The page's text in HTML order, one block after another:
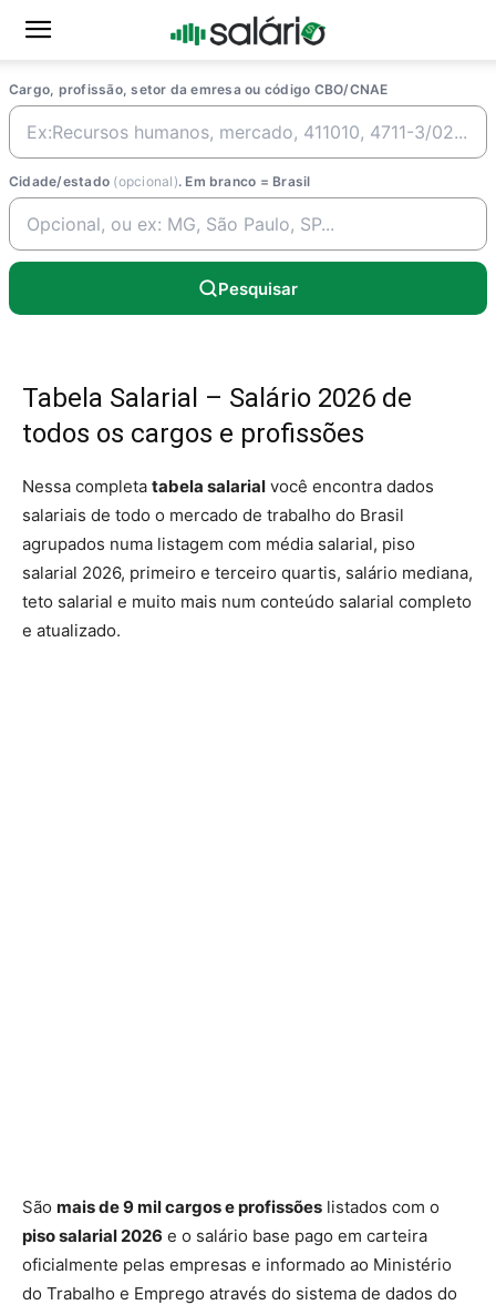
Cargo, profissão, setor da emresa ou código CBO/CNAE
Cidade/estado (opcional). Em branco = Brasil
Pesquisar
Tabela Salarial – Salário 2026 de
todos os cargos e profissões
Nessa completa tabela salarial você encontra dados
salariais de todo o mercado de trabalho do Brasil
agrupados numa listagem com média salarial, piso
salarial 2026, primeiro e terceiro quartis, salário mediana,
teto salarial e muito mais num conteúdo salarial completo
e atualizado.
São mais de 9 mil cargos e profissões listados com o
piso salarial 2026 e o salário base pago em carteira
oficialmente pelas empresas e informado ao Ministério
do Trabalho e Emprego através do sistema de dados do